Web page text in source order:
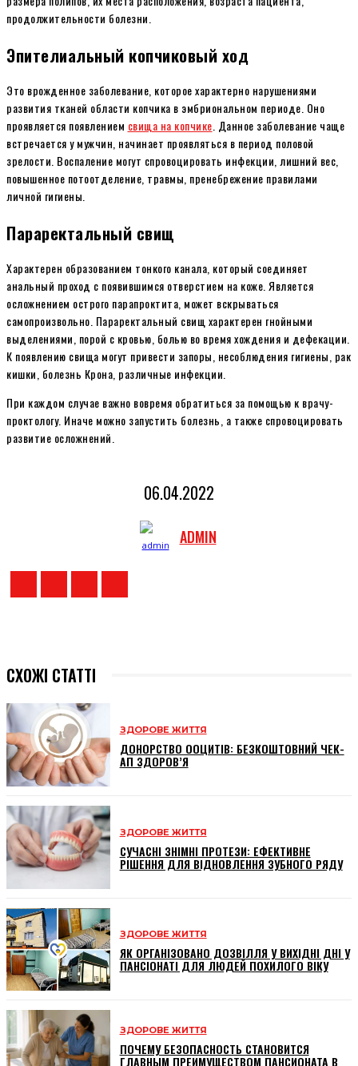
продолжительности болезни.
Эпителиальный копчиковый ход
Это врожденное заболевание, которое характерно нарушениями
развития тканей области копчика в эмбриональном периоде. Оно
проявляется появлением свища на копчике . Данное заболевание чаще
встречается у мужчин, начинает проявляться в период половой
зрелости. Воспаление могут спровоцировать инфекции, лишний вес,
повышенное потоотделение, травмы, пренебрежение правилами
личной гигиены.
Параректальный свищ
Характерен образованием тонкого канала, который соединяет
анальный проход с появившимся отверстием на коже. Является
осложнением острого парапроктита, может вскрываться
самопроизвольно. Параректальный свищ характерен гнойными
выделениями, порой с кровью, болью во время хождения и дефекации.
К появлению свища могут привести запоры, несоблюдения гигиены, рак
кишки, болезнь Крона, различные инфекции.
При каждом случае важно вовремя обратиться за помощью к врачу-
проктологу. Иначе можно запустить болезнь, а также спровоцировать
развитие осложнений.
06.04.2022
ADMIN
СХОЖІ СТАТТІ
ЗДОРОВЕ ЖИТТЯ
ДОНОРСТВО ООЦИТІВ: БЕЗКОШТОВНИЙ ЧЕК-
АП ЗДОРОВ’Я
ЗДОРОВЕ ЖИТТЯ
СУЧАСНІ ЗНІМНІ ПРОТЕЗИ: ЕФЕКТИВНЕ
РІШЕННЯ ДЛЯ ВІДНОВЛЕННЯ ЗУБНОГО РЯДУ
ЗДОРОВЕ ЖИТТЯ
ЯК ОРГАНІЗОВАНО ДОЗВІЛЛЯ У ВИХІДНІ ДНІ У
ПАНСІОНАТІ ДЛЯ ЛЮДЕЙ ПОХИЛОГО ВІКУ
ЗДОРОВЕ ЖИТТЯ
ПОЧЕМУ БЕЗОПАСНОСТЬ СТАНОВИТСЯ
ГЛАВНЫМ ПРЕИМУЩЕСТВОМ ПАНСИОНАТА В